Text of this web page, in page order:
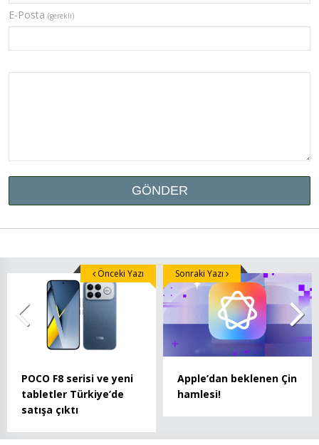
E-Posta (gerekli)
POCO F8 serisi ve yeni
tabletler Türkiye’de
satışa çıktı
Önceki Yazı
Apple’dan beklenen Çin
hamlesi!
Sonraki Yazı